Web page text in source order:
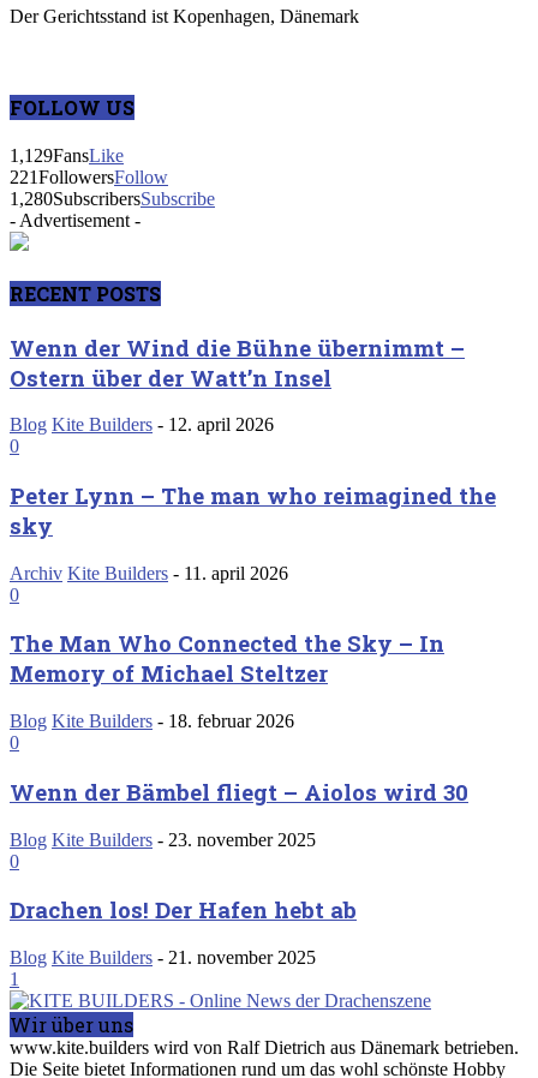
Der Gerichtsstand ist Kopenhagen, Dänemark
FOLLOW US
1,129FansLike
221FollowersFollow
1,280SubscribersSubscribe
- Advertisement -
RECENT POSTS
Wenn der Wind die Bühne übernimmt –
Ostern über der Watt’n Insel
Blog Kite Builders - 12. april 2026
0
Peter Lynn – The man who reimagined the
sky
Archiv Kite Builders - 11. april 2026
0
The Man Who Connected the Sky – In
Memory of Michael Steltzer
Blog Kite Builders - 18. februar 2026
0
Wenn der Bämbel fliegt – Aiolos wird 30
Blog Kite Builders - 23. november 2025
0
Drachen los! Der Hafen hebt ab
Blog Kite Builders - 21. november 2025
1
Wir über uns
www.kite.builders wird von Ralf Dietrich aus Dänemark betrieben.
Die Seite bietet Informationen rund um das wohl schönste Hobby